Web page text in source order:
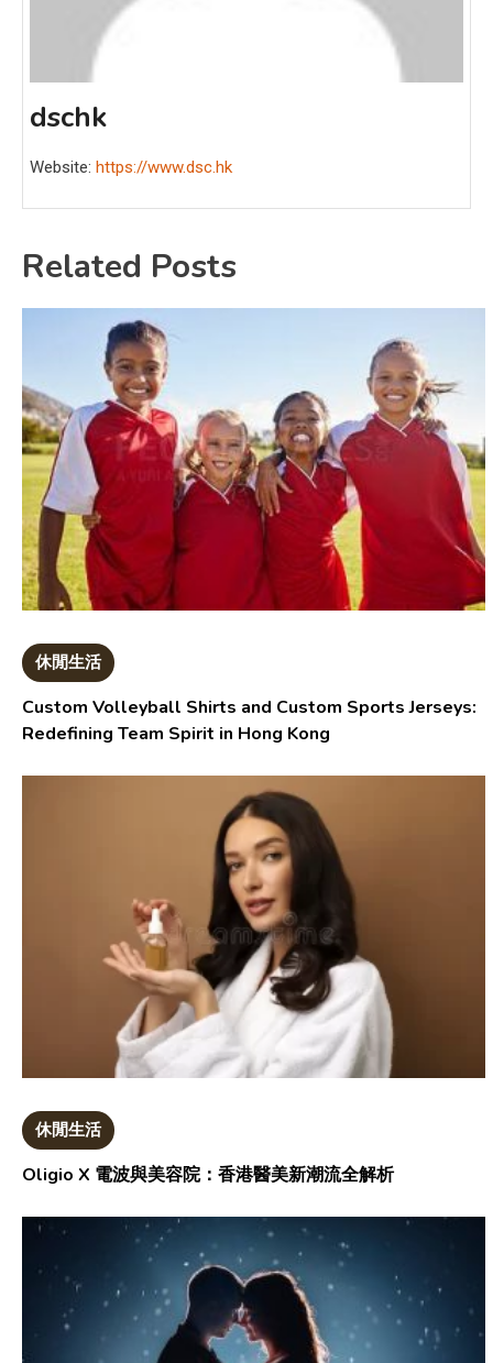
dschk
Website: https://www.dsc.hk
Related Posts
休閒生活
Custom Volleyball Shirts and Custom Sports Jerseys:
Redefining Team Spirit in Hong Kong
休閒生活
Oligio X 電波與美容院：香港醫美新潮流全解析